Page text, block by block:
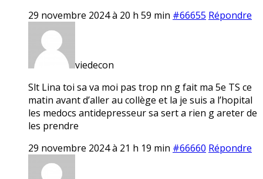
29 novembre 2024 à 20 h 59 min #66655 Répondre
viedecon
Slt Lina toi sa va moi pas trop nn g fait ma 5e TS ce
matin avant d’aller au collège et la je suis a l’hopital
les medocs antidepresseur sa sert a rien g areter de
les prendre
29 novembre 2024 à 21 h 19 min #66660 Répondre